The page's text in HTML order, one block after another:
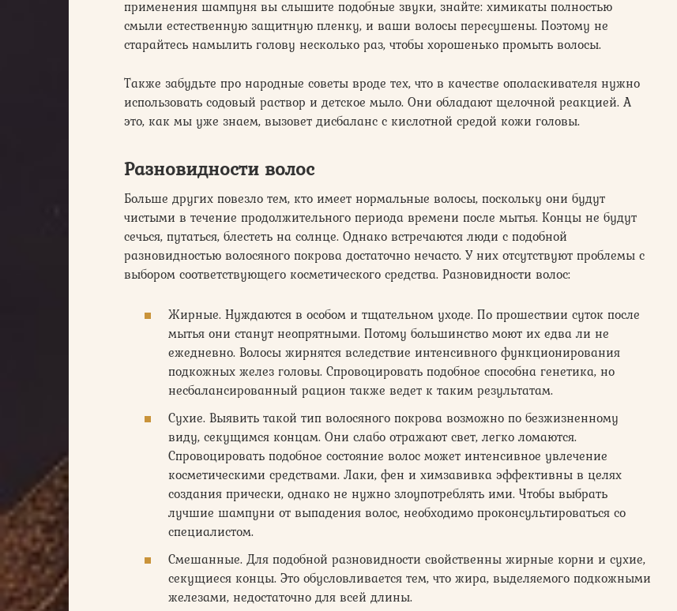
применения шампуня вы слышите подобные звуки, знайте: химикаты полностью
смыли естественную защитную пленку, и ваши волосы пересушены. Поэтому не
старайтесь намылить голову несколько раз, чтобы хорошенько промыть волосы.
Также забудьте про народные советы вроде тех, что в качестве ополаскивателя нужно
использовать содовый раствор и детское мыло. Они обладают щелочной реакцией. А
это, как мы уже знаем, вызовет дисбаланс с кислотной средой кожи головы.
Разновидности волос
Больше других повезло тем, кто имеет нормальные волосы, поскольку они будут
чистыми в течение продолжительного периода времени после мытья. Концы не будут
сечься, путаться, блестеть на солнце. Однако встречаются люди с подобной
разновидностью волосяного покрова достаточно нечасто. У них отсутствуют проблемы с
выбором соответствующего косметического средства. Разновидности волос:
Жирные. Нуждаются в особом и тщательном уходе. По прошествии суток после
мытья они станут неопрятными. Потому большинство моют их едва ли не
ежедневно. Волосы жирнятся вследствие интенсивного функционирования
подкожных желез головы. Спровоцировать подобное способна генетика, но
несбалансированный рацион также ведет к таким результатам.
Сухие. Выявить такой тип волосяного покрова возможно по безжизненному
виду, секущимся концам. Они слабо отражают свет, легко ломаются.
Спровоцировать подобное состояние волос может интенсивное увлечение
косметическими средствами. Лаки, фен и химзавивка эффективны в целях
создания прически, однако не нужно злоупотреблять ими. Чтобы выбрать
лучшие шампуни от выпадения волос, необходимо проконсультироваться со
специалистом.
Смешанные. Для подобной разновидности свойственны жирные корни и сухие,
секущиеся концы. Это обусловливается тем, что жира, выделяемого подкожными
железами, недостаточно для всей длины.